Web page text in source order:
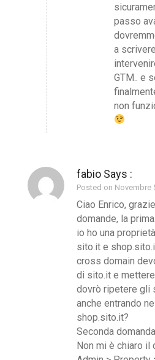
passo
a
GTM.. e
non
fabio Says :
Posted on Novembre
Ciao Enrico,
domande, la prima.
io ho una
sito.it e
cross domain
di sito.it e
dovrò ripetere gli
anche entrando
shop.sito.it?
Seconda
Non mi è chiaro